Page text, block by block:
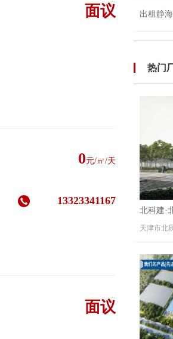
面议
0元/㎡/天
13323341167
面议
出租静
热门
北科建·
天津市北